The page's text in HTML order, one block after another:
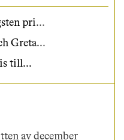
pri...
Greta...
till...
av december